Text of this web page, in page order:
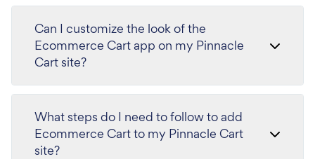
Can I customize the look of the
Ecommerce Cart app on my Pinnacle
Cart site?
What steps do I need to follow to add
Ecommerce Cart to my Pinnacle Cart
site?